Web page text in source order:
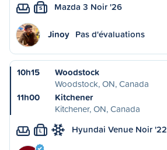
S Mazda 3 Noir '26
Jinoy Pas d'évaluations
10h15
Woodstock
Woodstock, ON, Canada
11h00
Kitchener
Kitchener, ON, Canada
L Hyundai Venue Noir '22